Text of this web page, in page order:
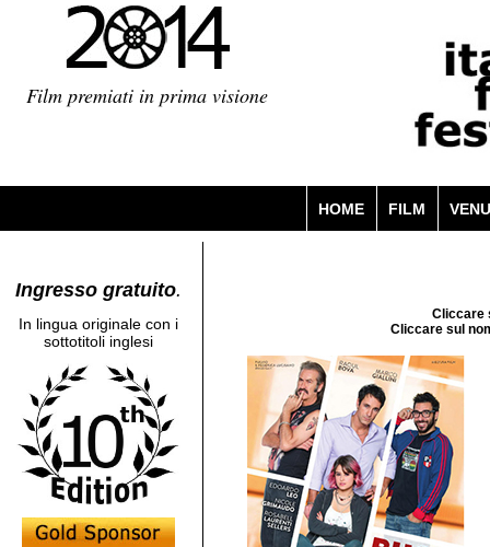
Film premiati in prima visione
HOME FILM
Ingresso gratuito.
In lingua originale con i
sottotitoli inglesi
Cliccare
Cliccare sul